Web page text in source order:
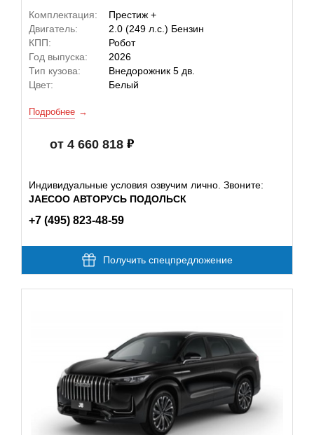
Комплектация:
Престиж +
Двигатель:
2.0 (249 л.с.) Бензин
КПП:
Робот
Год выпуска:
2026
Тип кузова:
Внедорожник 5 дв.
Цвет:
Белый
Подробнее
от 4 660 818
Индивидуальные условия озвучим лично. Звоните:
JAECOO АВТОРУСЬ ПОДОЛЬСК
+7 (495) 823-48-59
Получить спецпредложение